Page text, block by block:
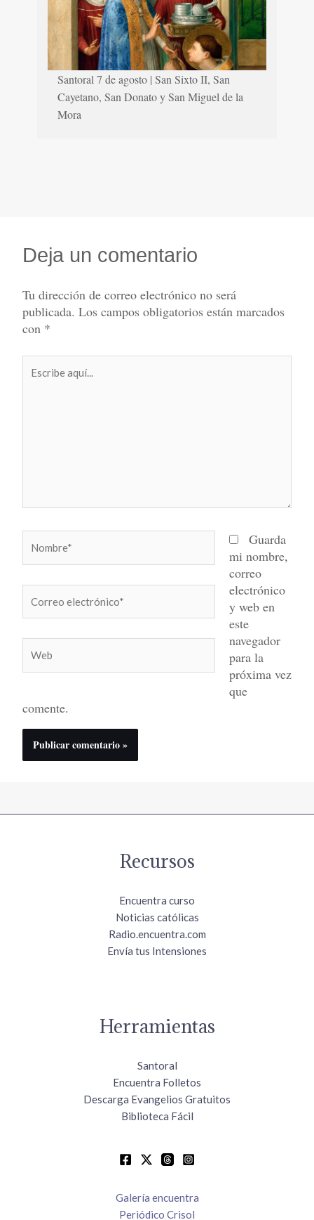
Santoral 7 de agosto | San Sixto II, San
Cayetano, San Donato y San Miguel de la
Mora
Deja un comentario
Tu dirección de correo electrónico no será
publicada. Los campos obligatorios están marcados
con *
aquí...
electrónico*
Guarda
mi nombre,
correo
electrónico
y web en
este
navegador
para la
próxima vez
que
comente.
Recursos
Encuentra curso
Noticias católicas
Radio.encuentra.com
Envía tus Intensiones
Herramientas
Santoral
Encuentra Folletos
Descarga Evangelios Gratuitos
Biblioteca Fácil
Galería encuentra
Periódico Crisol